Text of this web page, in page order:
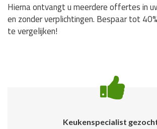
Hierna ontvangt u meerdere offertes in
en zonder verplichtingen. Bespaar tot
te vergelijken!
Keukenspecialist